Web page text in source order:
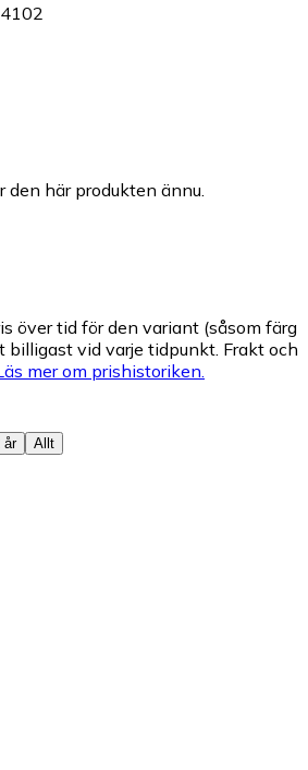
här produkten ännu.
över tid för den variant (såsom färg
billigast vid varje tidpunkt. Frakt och
mer om prishistoriken.
år Allt